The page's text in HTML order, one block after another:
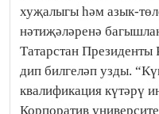
хуҗалыгы һәм азык-
нәтиҗәләренә
Татарстан
дип билгеләп узды.
квалификация күтәрү
Корпоратив